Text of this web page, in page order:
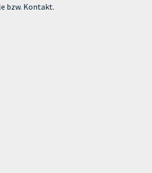
bzw. Kontakt.